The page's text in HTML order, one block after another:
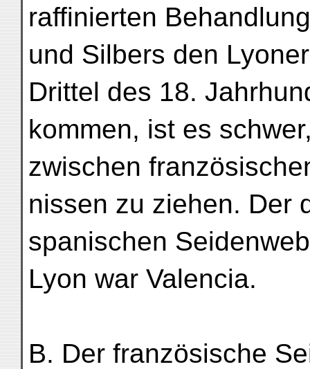
raffinierten
und Silbers den
Drittel des 18.
kommen, ist es
zwischen
nissen zu ziehen. Der
spanischen
Lyon war Valencia.
B. Der französische